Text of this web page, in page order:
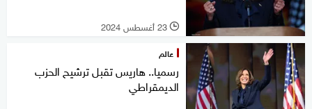
l 23 أغسطس 2024
عالم
رسميا.. هاريس تقبل ترشيح الحزب
الديمقراطي